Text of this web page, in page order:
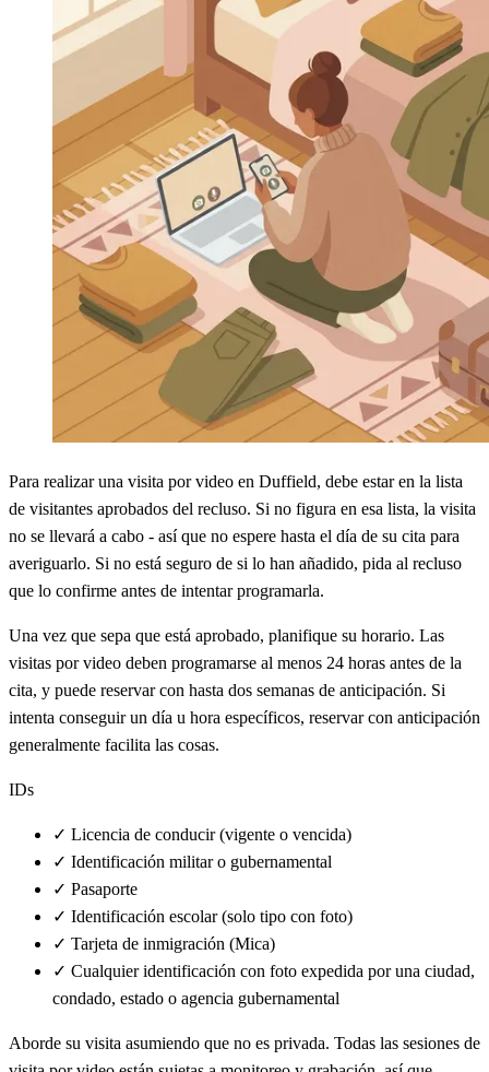
Para realizar una visita por video en Duffield, debe estar en la lista
de visitantes aprobados del recluso. Si no figura en esa lista, la visita
no se llevará a cabo - así que no espere hasta el día de su cita para
averiguarlo. Si no está seguro de si lo han añadido, pida al recluso
que lo confirme antes de intentar programarla.
Una vez que sepa que está aprobado, planifique su horario. Las
visitas por video deben programarse al menos 24 horas antes de la
cita, y puede reservar con hasta dos semanas de anticipación. Si
intenta conseguir un día u hora específicos, reservar con anticipación
generalmente facilita las cosas.
IDs
✓ Licencia de conducir (vigente o vencida)
✓ Identificación militar o gubernamental
✓ Pasaporte
✓ Identificación escolar (solo tipo con foto)
✓ Tarjeta de inmigración (Mica)
✓ Cualquier identificación con foto expedida por una ciudad,
condado, estado o agencia gubernamental
Aborde su visita asumiendo que no es privada. Todas las sesiones de